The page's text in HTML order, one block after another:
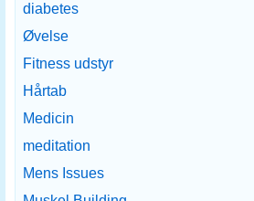
diabetes
Øvelse
Fitness udstyr
Hårtab
Medicin
meditation
Mens Issues